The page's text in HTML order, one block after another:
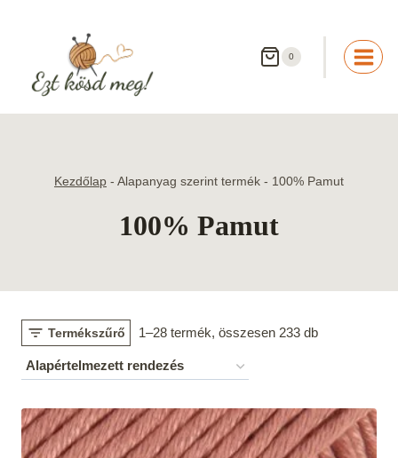
0
Kezdőlap - Alapanyag szerint termék - 100% Pamut
100% Pamut
Termékszűrő 1–28 termék, összesen 233 db